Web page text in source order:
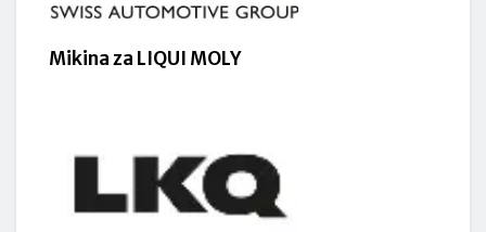
Mikina za LIQUI MOLY